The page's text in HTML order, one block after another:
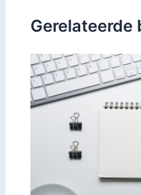
Gerelateerde